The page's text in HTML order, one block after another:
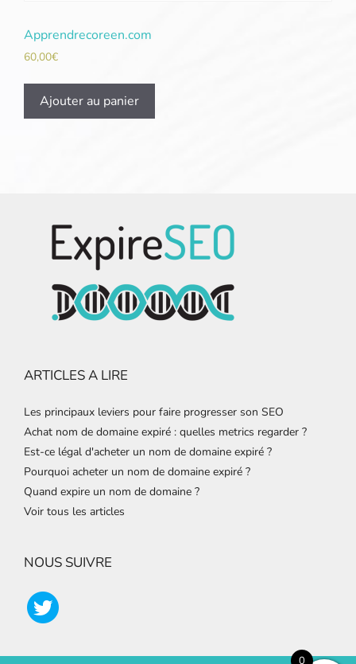
Apprendrecoreen.com
60,00€
Ajouter au panier
ARTICLES A LIRE
Les principaux leviers pour faire progresser son SEO
Achat nom de domaine expiré : quelles metrics regarder ?
Est-ce légal d'acheter un nom de domaine expiré ?
Pourquoi acheter un nom de domaine expiré ?
Quand expire un nom de domaine ?
Voir tous les articles
NOUS SUIVRE
0